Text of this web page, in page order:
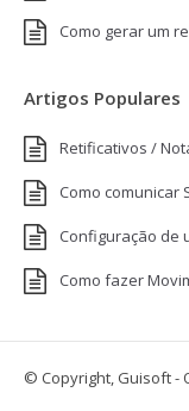
Como gerar um
Artigos Populares
Retificativos /
Como comunicar
Configuração de
Como fazer
© Copyright, Guisoft -